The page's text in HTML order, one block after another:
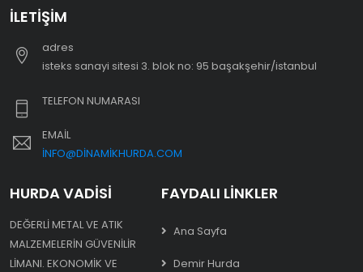
İLETIŞIM
adres
i̇steks sanayi sitesi 3. blok no: 95 başakşehir/i̇stanbul
TELEFON NUMARASI
EMAIL
INFO@DINAMIKHURDA.COM
HURDA VADISI
DEĞERLI METAL VE ATIK
MALZEMELERIN GÜVENILIR
LIMANI. EKONOMIK VE
FAYDALI LINKLER
Ana Sayfa
Demir Hurda